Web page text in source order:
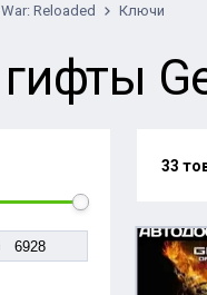
Reloaded Ключи
33